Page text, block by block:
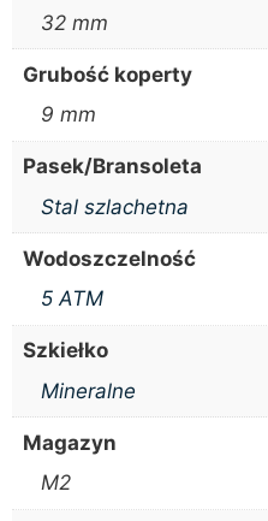
32 mm
Grubość koperty
9 mm
Pasek/Bransoleta
Stal szlachetna
Wodoszczelność
5 ATM
Szkiełko
Mineralne
Magazyn
M2